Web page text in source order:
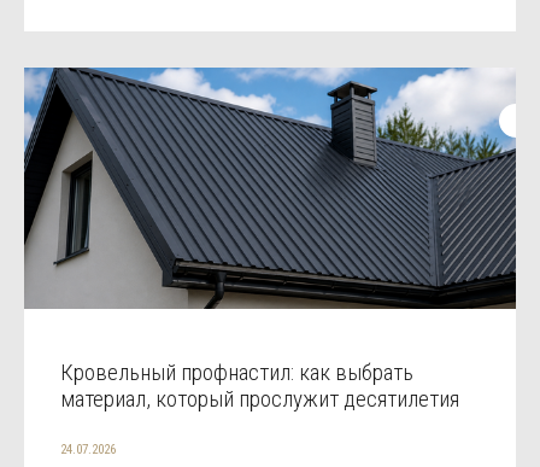
Кровельный профнастил: как выбрать
материал, который прослужит десятилетия
24.07.2026